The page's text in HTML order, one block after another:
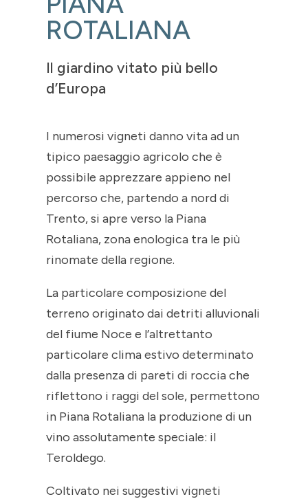
ROTALIANA
Il giardino vitato più bello
d’Europa
I numerosi vigneti danno vita ad un
tipico paesaggio agricolo che è
possibile apprezzare appieno nel
percorso che, partendo a nord di
Trento, si apre verso la Piana
Rotaliana, zona enologica tra le più
rinomate della regione.
La particolare composizione del
terreno originato dai detriti alluvionali
del fiume Noce e l’altrettanto
particolare clima estivo determinato
dalla presenza di pareti di roccia che
riflettono i raggi del sole, permettono
in Piana Rotaliana la produzione di un
vino assolutamente speciale: il
Teroldego.
Coltivato nei suggestivi vigneti